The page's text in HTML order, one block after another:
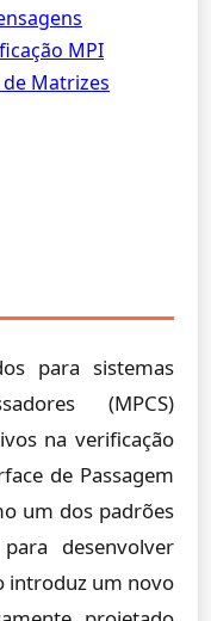
MPI
Matrizes
para sistemas
(MPCS)
na verificação
de Passagem
um dos padrões
desenvolver
introduz um novo